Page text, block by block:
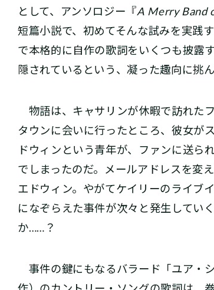
として、アンソロジー『A Merry Band
短篇小説で、初めてそんな試みを実践
で本格的に自作の歌詞をいくつも披露
隠されているという、凝った趣向に挑ん
物語は、キャサリンが休暇で訪れた
タウンに会いに行ったところ、彼女が
ドウィンという青年が、ファンに送ら
でしまったのだ。メールアドレスを変
エドウィン。やがてケイリーのライブ
になぞらえた事件が次々と発生してい
か……？
事件の鍵にもなるバラード「ユア・